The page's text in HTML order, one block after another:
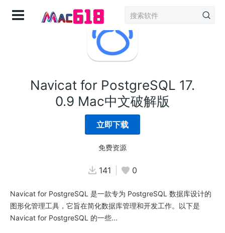
Navicat for PostgreSQL 17.
0.9 Mac中文破解版
立即下载
免费资源
141 0
Navicat for PostgreSQL 是一款专为 PostgreSQL 数据库设计的
图形化管理工具，它旨在简化数据库管理和开发工作。以下是
Navicat for PostgreSQL 的一些...